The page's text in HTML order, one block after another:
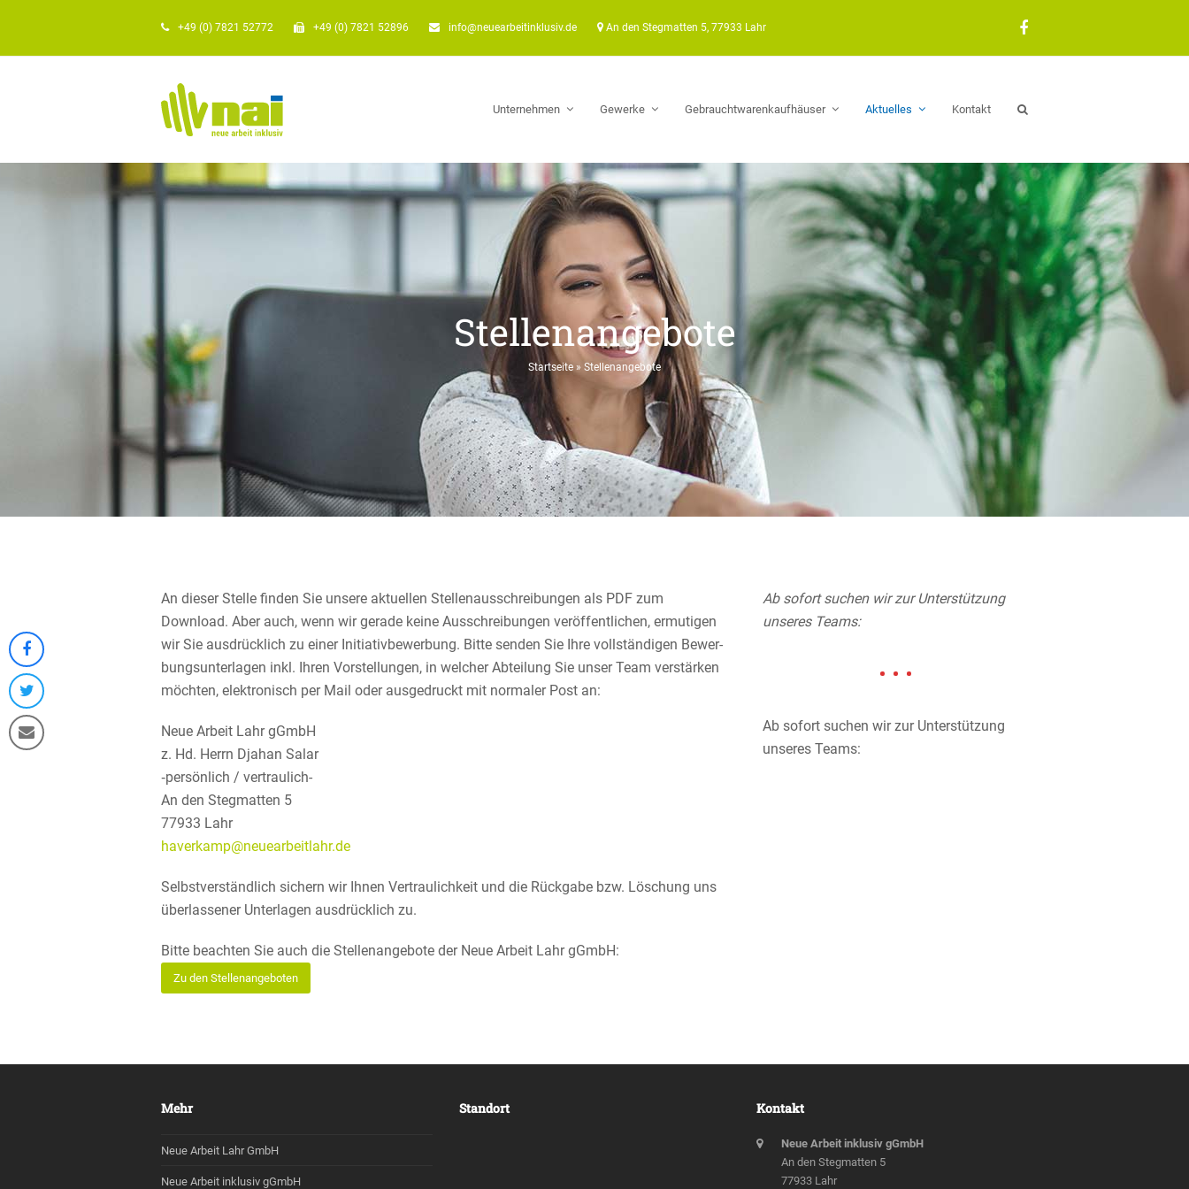
+49 (0) 7821 52772 +49 (0) 7821 52896 info@neuearbeitinklusiv.de An den Stegmatten 5, 77933 Lahr
Unternehmen Gewerke Gebrauchtwarenkaufhäuser Aktuelles Kontakt
Stellenangebote
Startseite » Stellenangebote
An dieser Stelle finden Sie unsere aktuellen Stellen­aus­schrei­bungen als PDF zum
Download. Aber auch, wenn wir gerade keine Ausschrei­bungen veröf­fent­li­chen, ermutigen
wir Sie ausdrück­lich zu einer Initia­tiv­be­wer­bung. Bitte senden Sie Ihre vollstän­digen Bewer­
bungs­un­ter­lagen inkl. Ihren Vorstel­lungen, in welcher Abteilung Sie unser Team verstärken
möchten, elektro­nisch per Mail oder ausge­druckt mit normaler Post an:
Neue Arbeit Lahr gGmbH
z. Hd. Herrn Djahan Salar
‑persön­lich / vertraulich-
An den Stegmatten 5
77933 Lahr
haverkamp@neuearbeitlahr.de
Selbst­ver­ständ­lich sichern wir Ihnen Vertrau­lich­keit und die Rückgabe bzw. Löschung uns
überlas­sener Unter­lagen ausdrück­lich zu.
Bitte beachten Sie auch die Stellen­an­ge­bote der Neue Arbeit Lahr gGmbH:
Zu den Stellen­an­ge­boten
Ab sofort suchen wir zur Unter­stüt­zung
unseres Teams:
Ab sofort suchen wir zur Unter­stüt­zung
unseres Teams:
Share
on
Facebook
Share
on
Twitter
Share
Mehr
Neue Arbeit Lahr GmbH
Neue Arbeit inklusiv gGmbH
Standort Kontakt
Neue Arbeit inklusiv gGmbH
An den Stegmatten 5
77933 Lahr